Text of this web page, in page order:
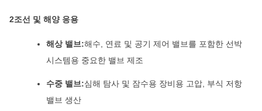
2조선 및 해양 응용
해상 밸브:해수, 연료 및 공기 제어 밸브를 포함한 선박
시스템용 중요한 밸브 제조
수중 밸브:심해 탐사 및 잠수용 장비용 고압, 부식 저항
밸브 생산